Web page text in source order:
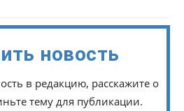
новость
в редакцию, расскажите о
тему для публикации.